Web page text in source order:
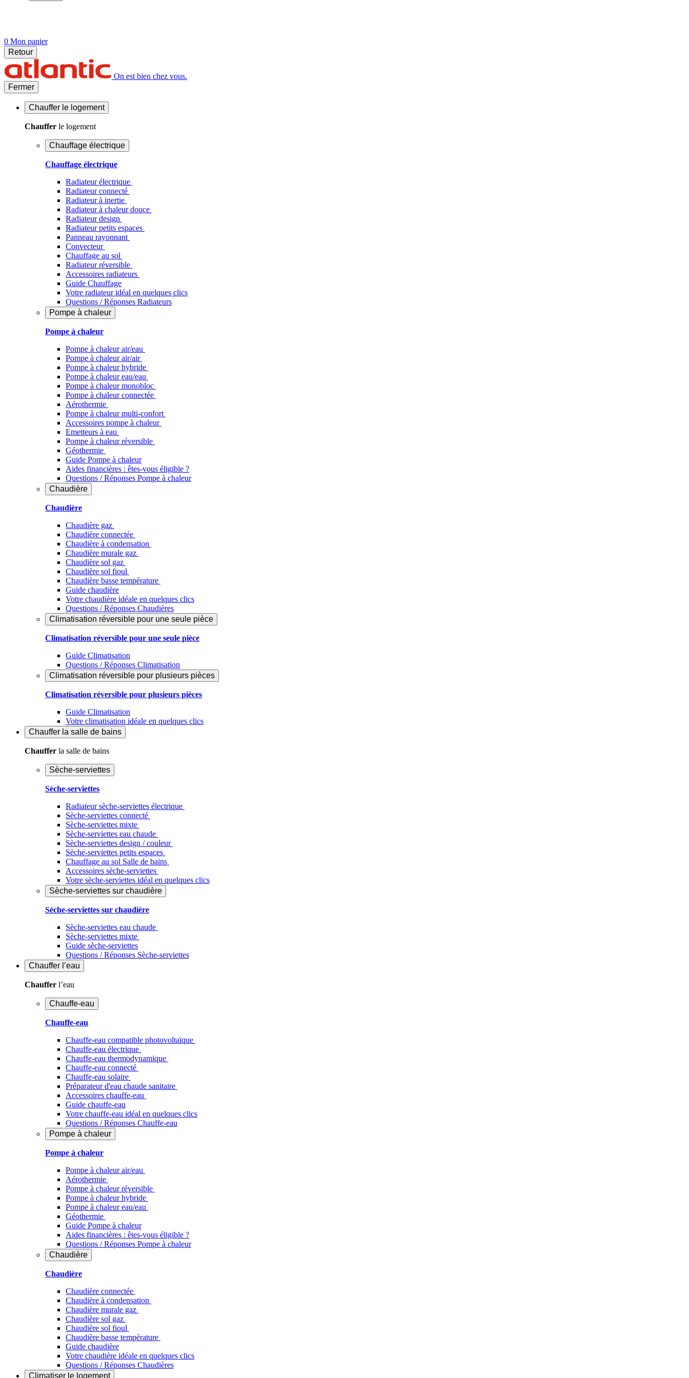
0 Mon panier
Retour
On est bien chez vous.
Fermer
Chauffer le logement
Chauffer le logement
Chauffage électrique
Chauffage électrique
Radiateur électrique
Radiateur connecté
Radiateur à inertie
Radiateur à chaleur douce
Radiateur design
Radiateur petits espaces
Panneau rayonnant
Convecteur
Chauffage au sol
Radiateur réversible
Accessoires radiateurs
Guide Chauffage
Votre radiateur idéal en quelques clics
Questions / Réponses Radiateurs
Pompe à chaleur
Pompe à chaleur
Pompe à chaleur air/eau
Pompe à chaleur air/air
Pompe à chaleur hybride
Pompe à chaleur​ eau/eau
Pompe à chaleur monobloc
Pompe à chaleur connectée
Aérothermie
Pompe à chaleur multi-confort
Accessoires pompe à chaleur
Emetteurs à eau
Pompe à chaleur réversible
Géothermie
Guide Pompe à chaleur
Aides financières : êtes-vous éligible ?
Questions / Réponses Pompe à chaleur
Chaudière
Chaudière
Chaudière gaz
Chaudière connectée
Chaudière à condensation
Chaudière murale gaz
Chaudière sol gaz
Chaudière sol fioul
Chaudière basse température
Guide chaudière
Votre chaudière idéale en quelques clics
Questions / Réponses Chaudières
Climatisation réversible pour une seule pièce
Climatisation réversible pour une seule pièce
Guide Climatisation
Questions / Réponses Climatisation
Climatisation réversible pour plusieurs pièces
Climatisation réversible pour plusieurs pièces
Guide Climatisation
Votre climatisation idéale en quelques clics
Chauffer la salle de bains
Chauffer la salle de bains
Sèche-serviettes
Sèche-serviettes
Radiateur sèche-serviettes électrique
Sèche-serviettes connecté
Sèche-serviettes mixte
Sèche-serviettes eau chaude
Sèche-serviettes design / couleur
Sèche-serviettes petits espaces
Chauffage au sol Salle de bains
Accessoires sèche-serviettes
Votre sèche-serviettes idéal en quelques clics
Sèche-serviettes sur chaudière
Sèche-serviettes sur chaudière
Sèche-serviettes eau chaude
Sèche-serviettes mixte
Guide sèche-serviettes
Questions / Réponses Sèche-serviettes
Chauffer l’eau
Chauffer l’eau
Chauffe-eau
Chauffe-eau
Chauffe-eau compatible photovoltaïque
Chauffe-eau électrique
Chauffe-eau thermodynamique
Chauffe-eau connecté
Chauffe-eau solaire
Préparateur d'eau chaude sanitaire
Accessoires chauffe-eau
Guide chauffe-eau
Votre chauffe-eau idéal en quelques clics
Questions / Réponses Chauffe-eau
Pompe à chaleur
Pompe à chaleur
Pompe à chaleur air/eau
Aérothermie
Pompe à chaleur réversible
Pompe à chaleur hybride
Pompe à chaleur​ eau/eau
Géothermie
Guide Pompe à chaleur
Aides financières : êtes-vous éligible ?
Questions / Réponses Pompe à chaleur
Chaudière
Chaudière
Chaudière connectée
Chaudière à condensation
Chaudière murale gaz
Chaudière sol gaz
Chaudière sol fioul
Chaudière basse température
Guide chaudière
Votre chaudière idéale en quelques clics
Questions / Réponses Chaudières
Climatiser le logement